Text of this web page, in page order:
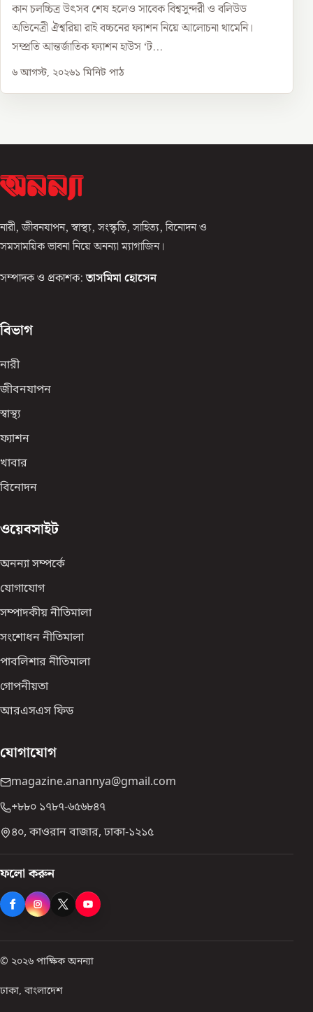
কান চলচ্চিত্র উৎসব শেষ হলেও সাবেক বিশ্বসুন্দরী ও বলিউড
অভিনেত্রী ঐশ্বরিয়া রাই বচ্চনের ফ্যাশন নিয়ে আলোচনা থামেনি।
সম্প্রতি আন্তর্জাতিক ফ্যাশন হাউস ‘ট...
৬ আগস্ট, ২০২৬১ মিনিট পাঠ
নারী, জীবনযাপন, স্বাস্থ্য, সংস্কৃতি, সাহিত্য, বিনোদন ও
সমসাময়িক ভাবনা নিয়ে অনন্যা ম্যাগাজিন।
সম্পাদক ও প্রকাশক: তাসমিমা হোসেন
বিভাগ
নারী
জীবনযাপন
স্বাস্থ্য
ফ্যাশন
খাবার
বিনোদন
ওয়েবসাইট
অনন্যা সম্পর্কে
যোগাযোগ
সম্পাদকীয় নীতিমালা
সংশোধন নীতিমালা
পাবলিশার নীতিমালা
গোপনীয়তা
আরএসএস ফিড
যোগাযোগ
magazine.anannya@gmail.com
+৮৮০ ১৭৮৭-৬৫৬৮৪৭
৪০, কাওরান বাজার, ঢাকা-১২১৫
ফলো করুন
© ২০২৬ পাক্ষিক অনন্যা
ঢাকা, বাংলাদেশ